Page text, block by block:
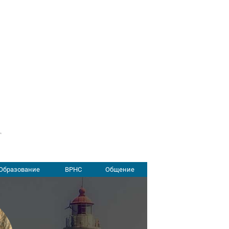
ВРНС Общение